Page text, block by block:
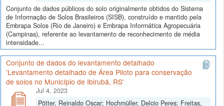
Conjunto de dados públicos do solo originalmente obtidos do Sistema
de Informação de Solos Brasileiros (SISB), construído e mantido pela
Embrapa Solos (Rio de Janeiro) e Embrapa Informática Agropecuária
(Campinas), referente ao levantamento de reconhecimento de média
intensidade...
Conjunto de dados do levantamento detalhado
'Levantamento detalhado de Área Piloto para conservação
de solos no Município de Ibirubá, RS'
Jul 4, 2023
Pötter, Reinaldo Oscar; Hochmüller, Delcio Peres; Freitas,